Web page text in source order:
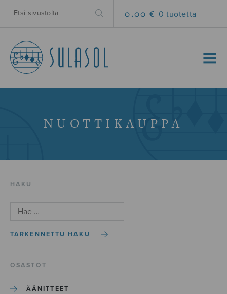
0.00 € 0 tuotetta
MENU
NUOTTIKAUPPA
HAKU
TARKENNETTU HAKU
OSASTOT
ÄÄNITTEET